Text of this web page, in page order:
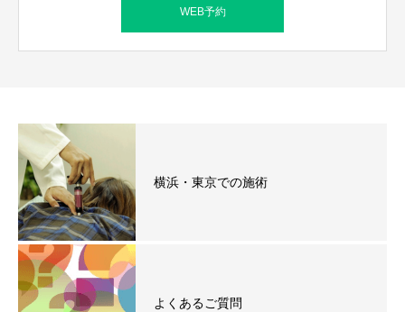
WEB予約
横浜・東京での施術
よくあるご質問